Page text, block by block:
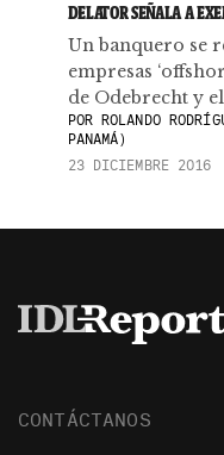
DELATOR SEÑALA A
Un banquero se
empresas
de Odebrecht y
PORROLANDO
PANAMÁ)
23 DICIEMBRE 2016
CONTÁCTANOS